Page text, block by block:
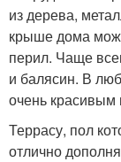
из дерева,
крыше дома
перил. Чаще
и балясин. В
очень
Террасу, пол
отлично